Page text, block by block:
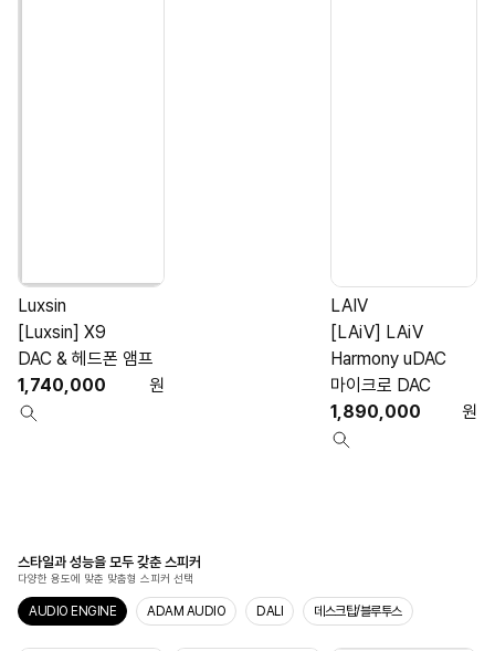
Luxsin
[Luxsin] X9
DAC & 헤드폰 앰프
1,740,000
원
LAIV
[LAiV] LAiV
Harmony uDAC
마이크로 DAC
1,890,000
원
스타일과 성능을 모두 갖춘 스피커
다양한 용도에 맞춘 맞춤형 스피커 선택
AUDIO ENGINE ADAM AUDIO DALI 데스크탑/블루투스